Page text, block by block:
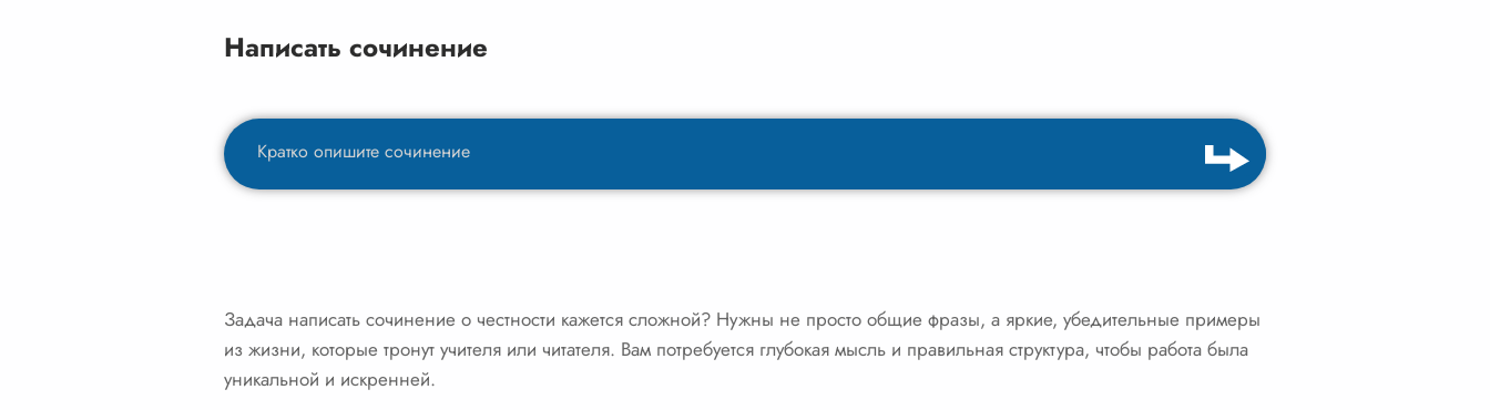
Написать сочинение
Задача написать сочинение о честности кажется сложной? Нужны не просто общие фразы, а яркие, убедительные примеры
из жизни, которые тронут учителя или читателя. Вам потребуется глубокая мысль и правильная структура, чтобы работа была
уникальной и искренней.